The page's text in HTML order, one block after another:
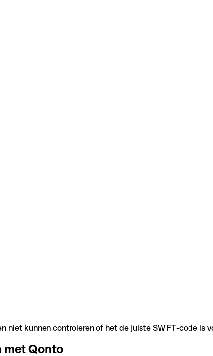
kunnen controleren of het de juiste SWIFT-code is
met Qonto